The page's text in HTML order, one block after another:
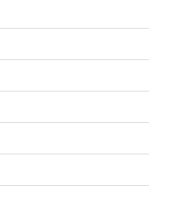
April 2016
Februar 2016